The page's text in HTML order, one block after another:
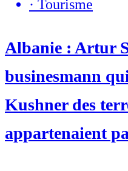
· Tourisme
Albanie : Artur
businesmann
Kushner des
appartenaient